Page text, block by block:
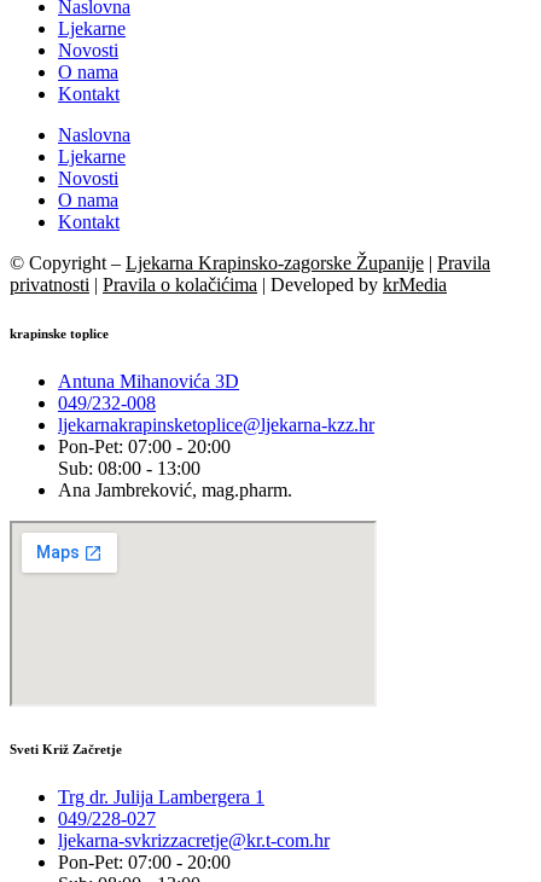
Naslovna
Ljekarne
Novosti
O nama
Kontakt
Naslovna
Ljekarne
Novosti
O nama
Kontakt
© Copyright – Ljekarna Krapinsko-zagorske Županije | Pravila
privatnosti | Pravila o kolačićima | Developed by krMedia
krapinske toplice
Antuna Mihanovića 3D
049/232-008
ljekarnakrapinsketoplice@ljekarna-kzz.hr
Pon-Pet: 07:00 - 20:00
Sub: 08:00 - 13:00
Ana Jambreković, mag.pharm.
Sveti Križ Začretje
Trg dr. Julija Lambergera 1
049/228-027
ljekarna-svkrizzacretje@kr.t-com.hr
Pon-Pet: 07:00 - 20:00